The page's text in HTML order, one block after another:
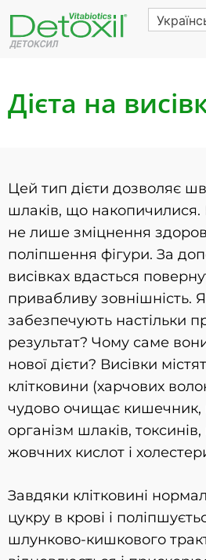
Дієта на
Цей тип дієти дозволяє
шлаків, що накопичилися.
не лише зміцнення
поліпшення фігури. За
висівках вдасться
привабливу зовнішність.
забезпечують настільки
результат? Чому саме
нової дієти? Висівки
клітковини (харчових
чудово очищає кишечник,
організм шлаків,
жовчних кислот і
Завдяки клітковині
цукру в крові і
шлунково-кишкового